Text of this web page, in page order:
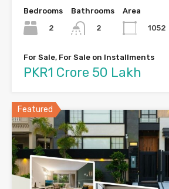
Bedrooms
2
Bathrooms
2
Area
1052
For Sale, For Sale on Installments
PKR1 Crore 50 Lakh
Featured